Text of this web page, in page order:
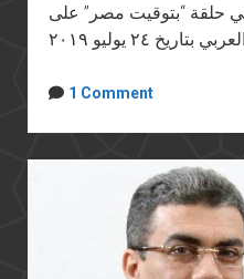
حلقة “بتوقيت مصر” على
٢٤ يوليو ٢٠١٩
1 Comment